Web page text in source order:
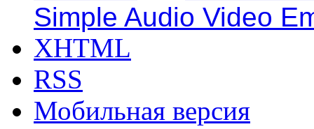
Simple Audio Video
XHTML
RSS
Мобильная версия